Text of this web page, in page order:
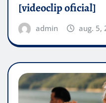
[videoclip oficial]
admin aug. 5,